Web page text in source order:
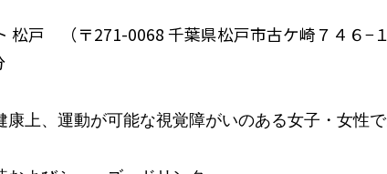
松戸 （〒271-0068 千葉県松戸市古ケ崎７４６−１
康上、運動が可能な視覚障がいのある女子・女性